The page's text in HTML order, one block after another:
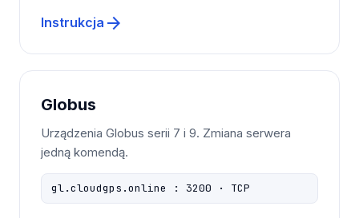
Instrukcja arrow_forward
Globus
Urządzenia Globus serii 7 i 9. Zmiana serwera
jedną komendą.
gl.cloudgps.online : 3200 · TCP